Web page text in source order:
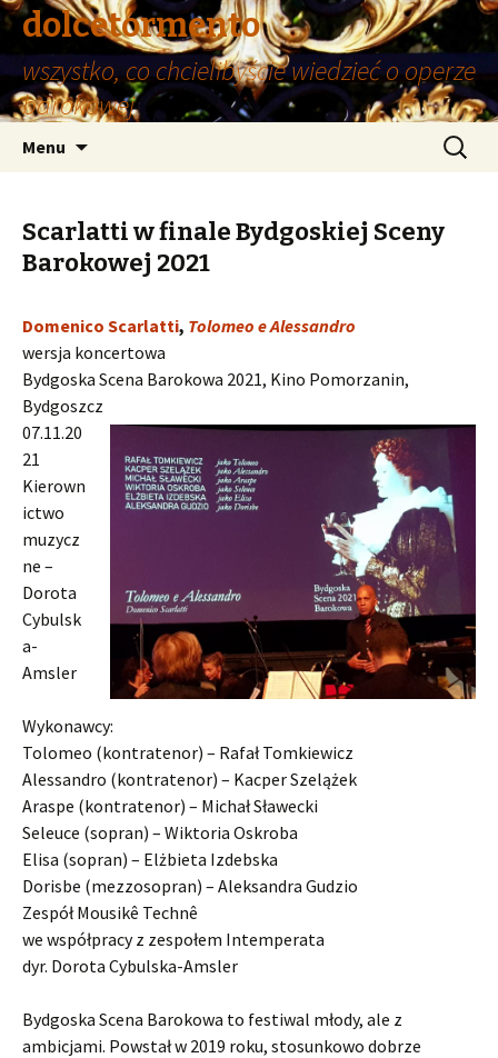
dolcetormento
wszystko, co chcielibyście wiedzieć o operze
barokowej
Menu Szukaj:
Scarlatti w finale Bydgoskiej Sceny
Barokowej 2021
Domenico Scarlatti, Tolomeo e Alessandro
wersja koncertowa
Bydgoska Scena Barokowa 2021, Kino Pomorzanin,
Bydgoszcz
07.11.20
21
Kierown
ictwo
muzycz
ne –
Dorota
Cybulsk
a-
Amsler
Wykonawcy:
Tolomeo (kontratenor) – Rafał Tomkiewicz
Alessandro (kontratenor) – Kacper Szelążek
Araspe (kontratenor) – Michał Sławecki
Seleuce (sopran) – Wiktoria Oskroba
Elisa (sopran) – Elżbieta Izdebska
Dorisbe (mezzosopran) – Aleksandra Gudzio
Zespół Mousikê Technê
we współpracy z zespołem Intemperata
dyr. Dorota Cybulska-Amsler
Bydgoska Scena Barokowa to festiwal młody, ale z
ambicjami. Powstał w 2019 roku, stosunkowo dobrze